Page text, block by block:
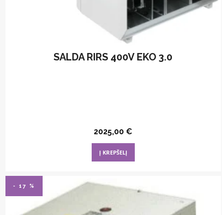
SALDA RIRS 400V EKO 3.0
2025,00 €
Į KREPŠELĮ
- 17 %